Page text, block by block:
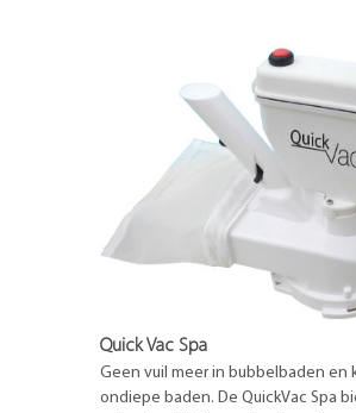
Quick Vac Spa
Geen vuil meer in bubbelbaden en
ondiepe baden. De QuickVac Spa